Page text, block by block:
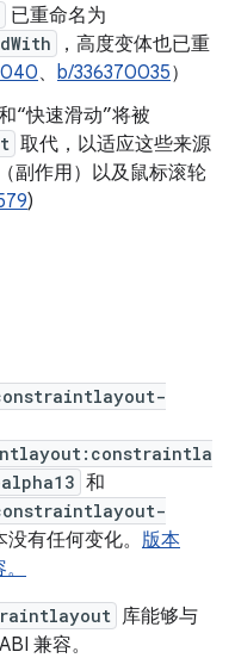
已重命名为
，高度变体也已重
、 b/336370035）
“快速滑动”将被
取代，以适应这些来源
副作用）以及鼠标滚轮
)
和
没有任何变化。 版本
库能够与
兼容。